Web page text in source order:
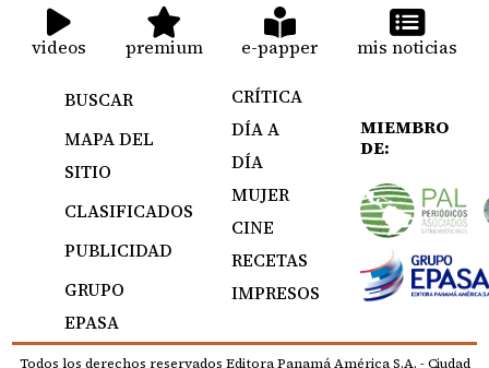
videos premium e-papper mis noticias
BUSCAR
MAPA DEL
SITIO
CLASIFICADOS
PUBLICIDAD
GRUPO
EPASA
CRÍTICA
DÍA A
DÍA
MUJER
CINE
RECETAS
IMPRESOS
MIEMBRO
DE:
Todos los derechos reservados Editora Panamá América S.A. - Ciudad